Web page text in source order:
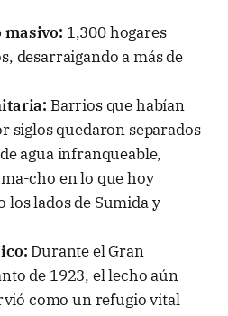
masivo: 1,300 hogares
desarraigando a más de
Barrios que habían
siglos quedaron separados
agua infranqueable,
cho en lo que hoy
los lados de Sumida y
Durante el Gran
de 1923, el lecho aún
como un refugio vital